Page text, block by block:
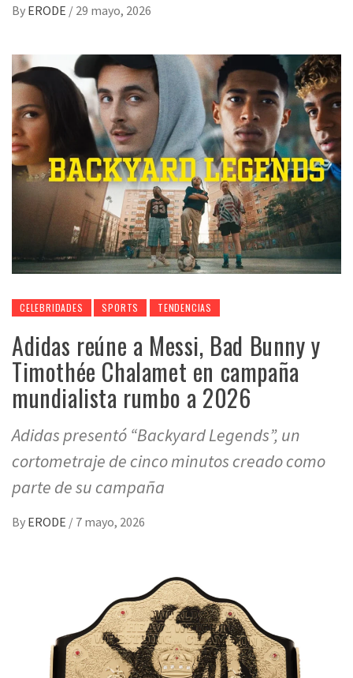
By ERODE / 29 mayo, 2026
CELEBRIDADES SPORTS TENDENCIAS
Adidas reúne a Messi, Bad Bunny y
Timothée Chalamet en campaña
mundialista rumbo a 2026
Adidas presentó “Backyard Legends”, un
cortometraje de cinco minutos creado como
parte de su campaña
By ERODE / 7 mayo, 2026